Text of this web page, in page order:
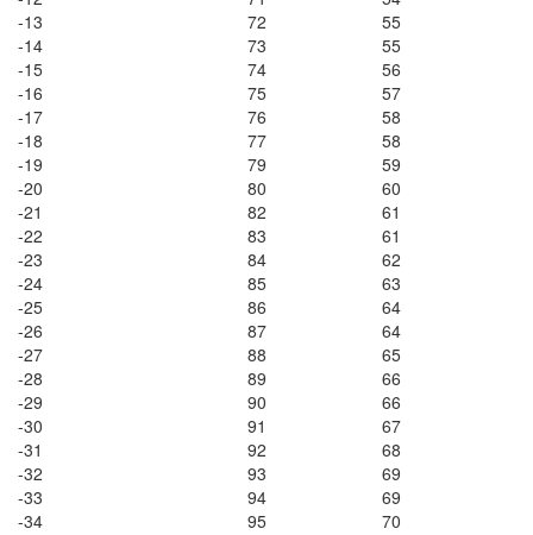
-13
72
55
-14
73
55
-15
74
56
-16
75
57
-17
76
58
-18
77
58
-19
79
59
-20
80
60
-21
82
61
-22
83
61
-23
84
62
-24
85
63
-25
86
64
-26
87
64
-27
88
65
-28
89
66
-29
90
66
-30
91
67
-31
92
68
-32
93
69
-33
94
69
-34
95 70